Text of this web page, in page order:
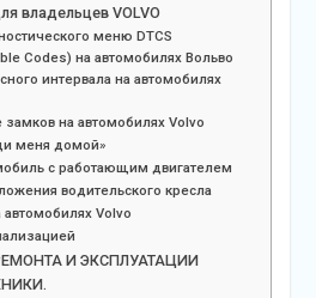
владельцев VOLVO
меню DTCS
Codes) на автомобилях Вольво
интервала на автомобилях
на автомобилях Volvo
меня домой»
с работающим двигателем
водительского кресла
Volvo
И ЭКСПЛУАТАЦИИ